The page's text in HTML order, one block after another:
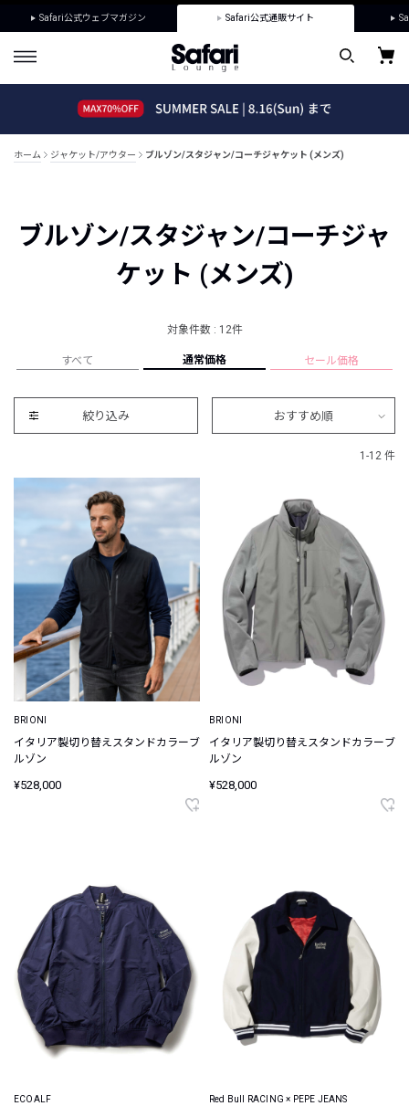
Safari公式ウェブマガジン Safari公式通販サイト
ホーム ジャケット/アウター ブルゾン/スタジャン/コーチジャケット (メンズ)
ブルゾン/スタジャン/コーチジャ
ケット (メンズ)
対象件数 : 12件
すべて 通常価格 セール価格
絞り込み おすすめ順
1-12 件
BRIONI
イタリア製切り替えスタンドカラーブ
ルゾン
¥528,000
BRIONI
イタリア製切り替えスタンドカラーブ
ルゾン
¥528,000
ECOALF Red Bull RACING × PEPE JEANS